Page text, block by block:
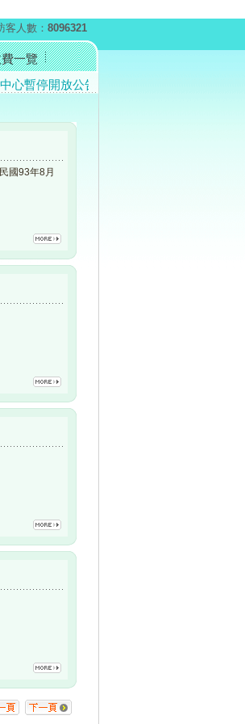
客人數： 8096321
一覽
心暫停開放公告
國93年8月